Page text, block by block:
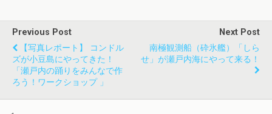
Previous Post
【写真レポート】 コンドル
ズが小豆島にやってきた！
「瀬戸内の踊りをみんなで作
ろう！ワークショップ 」
Next Post
南極観測船（砕氷艦）「しら
せ」が瀬戸内海にやって来る！